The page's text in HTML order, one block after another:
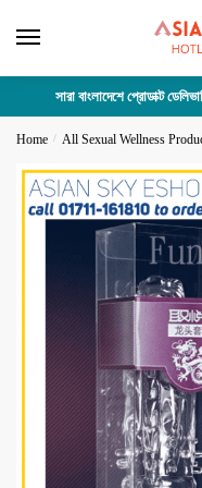
সারা বাংলাদেশে প্রোডাক্ট
Home / All Sexual Wellness